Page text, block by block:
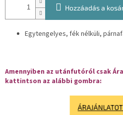
Hozzáadás a
Egytengelyes, fék nélküli,
Amennyiben az utánfutóról csak
kattintson az alábbi gombra: